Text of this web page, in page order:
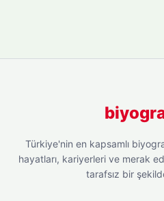
Türkiye'nin en kapsamlı
hayatları, kariyerleri ve merak
tarafsız bir